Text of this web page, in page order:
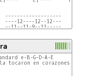
-------------------
----12----12--12---
--11--11-9--11-----
e-B-G-D-A-E
tocaron en corazones blancos,